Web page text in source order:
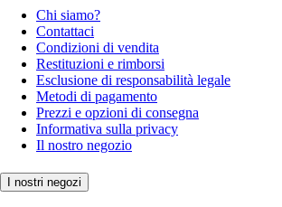
Chi siamo?
Contattaci
Condizioni di vendita
Restituzioni e rimborsi
Esclusione di responsabilità legale
Metodi di pagamento
Prezzi e opzioni di consegna
Informativa sulla privacy
Il nostro negozio
I nostri negozi